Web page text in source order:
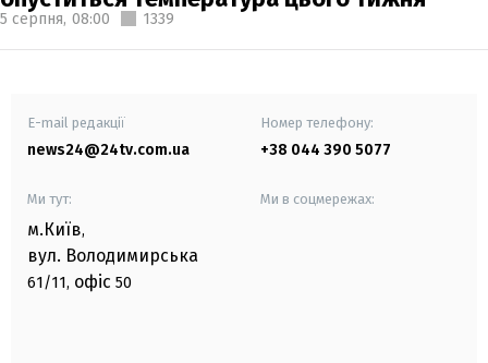
5 серпня, 08:00 1339
E-mail редакції
news24@24tv.com.ua
Номер телефону:
+38 044 390 5077
Ми тут:
м.Київ,
вул. Володимирська
61/11, офіс 50
Ми в соцмережах: